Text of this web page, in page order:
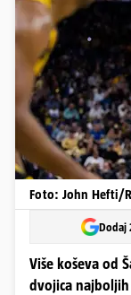
Foto: John Hefti/
Dodaj
Više koševa od
dvojica najboljih